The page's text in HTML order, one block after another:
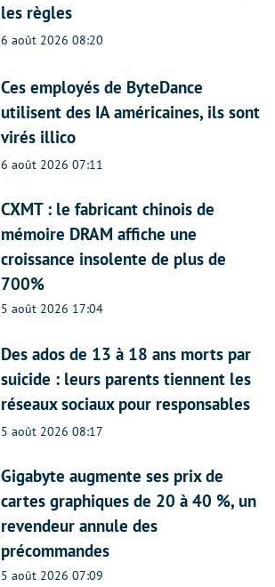
les règles
6 août 2026 08:20
Ces employés de ByteDance
utilisent des IA américaines, ils sont
virés illico
6 août 2026 07:11
CXMT : le fabricant chinois de
mémoire DRAM affiche une
croissance insolente de plus de
700%
5 août 2026 17:04
Des ados de 13 à 18 ans morts par
suicide : leurs parents tiennent les
réseaux sociaux pour responsables
5 août 2026 08:17
Gigabyte augmente ses prix de
cartes graphiques de 20 à 40 %, un
revendeur annule des
précommandes
5 août 2026 07:09